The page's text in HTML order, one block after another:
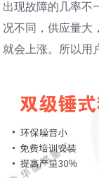
出现故障的几率不
况不同，供应量大
就会上涨。所以用